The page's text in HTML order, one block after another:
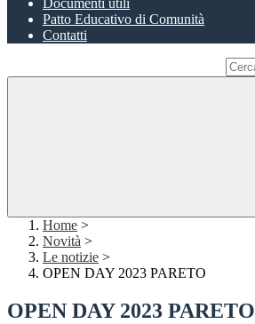
Documenti utili
Patto Educativo di Comunità
Contatti
Home >
Novità >
Le notizie >
OPEN DAY 2023 PARETO
OPEN DAY 2023 PARETO